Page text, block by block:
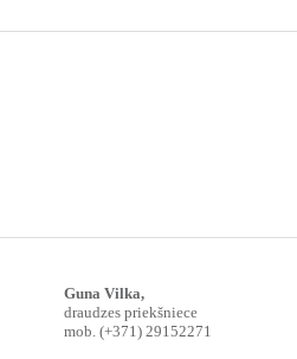
Guna Vilka,
draudzes priekšniece
mob. (+371) 29152271